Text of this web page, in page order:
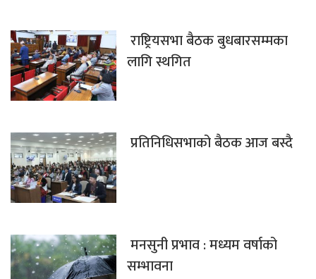
राष्ट्रियसभा बैठक बुधबारसम्मका
लागि स्थगित
प्रतिनिधिसभाको बैठक आज बस्दै
मनसुनी प्रभाव : मध्यम वर्षाको
सम्भावना